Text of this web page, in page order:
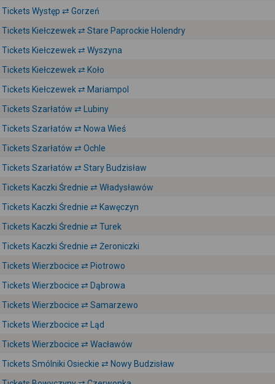
Tickets Występ ⇄ Gorzeń
Tickets Kiełczewek ⇄ Stare Paprockie Holendry
Tickets Kiełczewek ⇄ Wyszyna
Tickets Kiełczewek ⇄ Koło
Tickets Kiełczewek ⇄ Mariampol
Tickets Szarłatów ⇄ Lubiny
Tickets Szarłatów ⇄ Nowa Wieś
Tickets Szarłatów ⇄ Ochle
Tickets Szarłatów ⇄ Stary Budzisław
Tickets Kaczki Średnie ⇄ Władysławów
Tickets Kaczki Średnie ⇄ Kawęczyn
Tickets Kaczki Średnie ⇄ Turek
Tickets Kaczki Średnie ⇄ Żeroniczki
Tickets Wierzbocice ⇄ Piotrowo
Tickets Wierzbocice ⇄ Dąbrowa
Tickets Wierzbocice ⇄ Samarzewo
Tickets Wierzbocice ⇄ Ląd
Tickets Wierzbocice ⇄ Wacławów
Tickets Smólniki Osieckie ⇄ Nowy Budzisław